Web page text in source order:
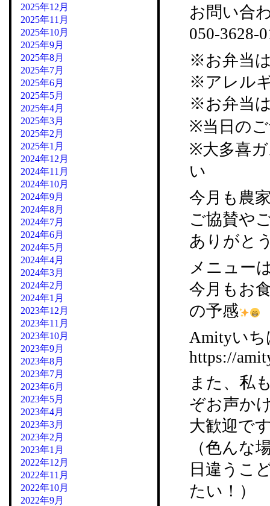
お問い合
050-3628-
※お弁当
※アレル
※お弁当
※当日の
※大多喜
い
今月も農
ご協賛や
ありがと
メニュー
今月もお
の予感
Amityいち
https://
また、私
ぞお声か
大歓迎で
（色んな
日違うこ
たい！）
2025年12月
2025年11月
2025年10月
2025年9月
2025年8月
2025年7月
2025年6月
2025年5月
2025年4月
2025年3月
2025年2月
2025年1月
2024年12月
2024年11月
2024年10月
2024年9月
2024年8月
2024年7月
2024年6月
2024年5月
2024年4月
2024年3月
2024年2月
2024年1月
2023年12月
2023年11月
2023年10月
2023年9月
2023年8月
2023年7月
2023年6月
2023年5月
2023年4月
2023年3月
2023年2月
2023年1月
2022年12月
2022年11月
2022年10月
2022年9月